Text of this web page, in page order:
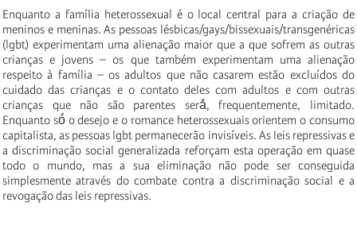
Enquanto a família heterossexual é o local central para a criação de
meninos e meninas. As pessoas lésbicas/gays/bissexuais/transgenéricas
(lgbt) experimentam uma alienação maior que a que sofrem as outras
crianças e jovens – os que também experimentam uma alienação
respeito à família – os adultos que não casarem estão excluídos do
cuidado das crianças e o contato deles com adultos e com outras
crianças que não são parentes será́, frequentemente, limitado.
Enquanto só́ o desejo e o romance heterossexuais orientem o consumo
capitalista, as pessoas lgbt permanecerão invisíveis. As leis repressivas e
a discriminação social generalizada reforçam esta operação em quase
todo o mundo, mas a sua eliminação não pode ser conseguida
simplesmente através do combate contra a discriminação social e a
revogação das leis repressivas.